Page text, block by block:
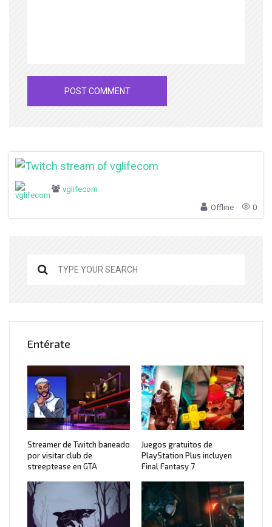
vglifecom
Offline 0
Entérate
Streamer de Twitch baneado
por visitar club de
streeptease en GTA
Juegos gratuitos de
PlayStation Plus incluyen
Final Fantasy 7